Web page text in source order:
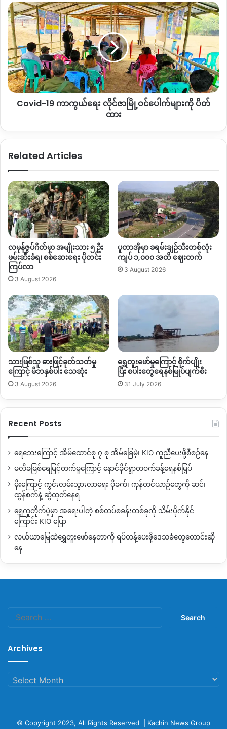
စဖြစ်တဲ့ချိန်ခနတော့ ဂိတ်မှာ အပူချိန်တိုင်းတာတွေ လုပ်ကြတယ်။ ခု
နောက်ပိုင်းဘာမှလုပ်တာမတွေ့ရတော့ဘူး။ ဘယ်လိုဘဲဖြစ်ဖြစ် ကျ
နော်တို့က သူတို့အခြေနေကိုသိတယ်။ လုပ်တယ်ဆိုပေမယ့် တစ်
ကယ်တမ်း ထိထိရောက်ရောက်လုပ်နိုင်မှာ မဟုတ်ဘူး။ ထိန်းချုပ်နိုင်
မှာ မဟုတ်ဘူး။ ပြီးတော့ ကျနောတို့မှာက ဖြစ်လာပြီဆိုလို့ရှိရင်
လည်း မလွယ်ဘူး။ မြို့ထဲမှာ လူအဝင်အထွက်တွေလည်း ရမ်းများ
တယ်။ လုံခြုံရေးထိန်းချုပ်တဲ့ပိုင်းမှာလည်း ကောင်းကောင်းလုပ်နိုင်
မယ်မထင်ဘူး။ ဒီကိုရိုနာနဲ့ပတ်သက်ပြီးတော့ ဘယ်လောက်ထိ စိုးရိမ်
နေလဲ ပြည်သူတွေကို ခုချိန်ထိ ဘာမှလုပ်ပေးတာတွေ ပြောဆိုတာ
အဆိုပါကိစ္စနဲ့ ပတ်သက်ပြီး ကန့်ကွက်သည့် ဒေသခံများ၏
သဘောထားကို သက်ဆိုင်ရာသို့ တင်ပြထားသည်ဟု သိရသည်။
“ ပြည်သူ့အစိုးရပါ ပြည်သူသဘောမတူရင် မလုပ်ပါဘူး။ ပြည်သူ
တွေ ဘာကြောင့် သဘောမတူတာလဲဆိုတာကို မြေပြင်အခြေနေကို
ကွင်းဆင်းပြီးတော့မှ သူတို့သည် ဒီကိစ္စနဲ့ပတ်သက်ပြီးတော့
အသိပညာ မရလို့ မသိလို့ ကြောက်အားပိုနေပြီလား ဆိုတာကို
ကျန်းမာရေးဌာနကနေ ကွင်းဆင်းပြီးတော့ လက်ခံနိုင်တဲ့နေထား
ရောက်မှ ဆက်လုပ်မှာဖြစ်ပါတယ်။ အကယ်များ လက်မခံနိုင်ဘူးဆို
ရင်တော့ အခြားနည်းလမ်းစဉ်းစားပြီး လုပ်ပါ့မယ်။” ဟု
ဦးဇော်ဝင်း ပြောသည်။
ထို့အပြင် ပြည်နယ်အစိုးရချမှတ်လိုက်သော ဒေန္တရအမိန့်ကြေငြာစာ
အတိုင်း ဆဒုံးမြို့တွင်လည်း သတ်မှတ်ထားသောကာလတွင်း ဈေး
ပိတ်၊ ဂိတ်ပိတ်ခြင်း၊ စားသောက်ဆိုင်များတွင် ပါဆယ်ထုတ်ပေးခြင်း
နှင့်အတူ ကျန်းမာရေးစစ်ဆေးမှုများ ထိရောက်စွာ လုပ်ဆောင်ပေး
ရန် လိုလားနေကြသည်။
Copy URL
စွဲ
ခံ
ရ
မှု
နိုင်ငံတော်
အတိုင်ပင်ခံ
နှင့်
သမ္မတ
ထံ
BNI
Covid-
19
ကာကွယ်ရေး
လိုင်
ဇာ
မြို့
ဝင်ပေါက်
များ
ကို
ပိတ်Covid-19 ကာကွယ်ရေး လိုင်ဇာမြို့ဝင်ပေါက်များကို ပိတ်
ထား
Related Articles
လမုန်ဇွပ်ဂိတ်မှာ အမျိုးသား ၅ ဦး
ဖမ်းဆီးခံရ၊ စစ်ဆေးရေး ပိုတင်း
ကြပ်လာ
3 August 2026
ပူတာအိုမှာ ခရမ်းချဉ်သီးတစ်လုံး
ကျပ် ၁,၀၀၀ အထိ ဈေးတက်
3 August 2026
သားဖြစ်သူ ဓားဖြင့်ခုတ်သတ်မှု
ကြောင့် မိဘနှစ်ပါး သေဆုံး
3 August 2026
ရွှေတူးဖော်မှုကြောင့် စိုက်ပျိုး
ပြီး စပါးတွေရေနစ်မြုပ်ပျက်စီး
31 July 2026
Recent Posts
ရေဘေးကြောင့် အိမ်ထောင်စု ၇ စု အိမ်ခြေမဲ့၊ KIO ကူညီပေးဖို့စီစဉ်နေ
မလိခမြစ်ရေမြင့်တက်မှုကြောင့် နောင်ခိုင်ရွာတဝက်ခန့်ရေနစ်မြှပ်
မိုးကြောင့် ကွင်းလမ်းသွားလာရေး ပိုခက်၊ ကုန်တင်ယာဉ်တွေကို ဆင်၊
ထွန်စက်နဲ့ ဆွဲထုတ်နေရ
ရွှေကူတိုက်ပွဲမှာ အရေးပါတဲ့ စစ်တပ်စခန်းတစ်ခုကို သိမ်းပိုက်နိုင်
ကြောင်း KIO ပြော
လယ်ယာမြေထဲရွှေတူးဖော်နေတာကို ရပ်တန့်ပေးဖို့ဒေသခံတွေတောင်းဆို
နေ
Archives
Archives
© Copyright 2023, All Rights Reserved | Kachin News Group